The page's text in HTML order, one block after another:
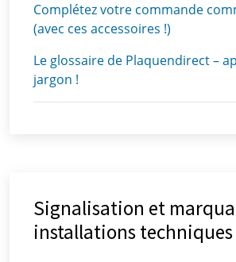
Complétez votre commande
(avec ces accessoires !)
Le glossaire de Plaquendirect –
jargon !
Signalisation et
installations techniques